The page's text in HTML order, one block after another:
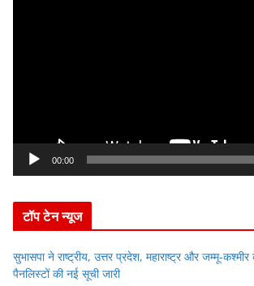
e
r
00:00
टॉप टेन न्यूज
सुभासपा ने राष्ट्रीय, उत्तर प्रदेश, महाराष्ट्र और जम्मू-
पैनलिस्टों की नई सूची जारी